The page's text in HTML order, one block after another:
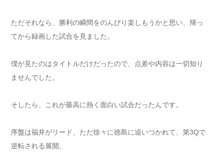
ただそれなら、勝利の瞬間をのんびり楽しもうかと思い、帰っ
てから録画した試合を見ました。
僕が見たのはタイトルだけだったので、点差や内容は一切知り
ませんでした。
そしたら、これが最高に熱く面白い試合だったんです。
序盤は福井がリード、ただ徐々に徳島に追いつかれて、第3Qで
逆転される展開。